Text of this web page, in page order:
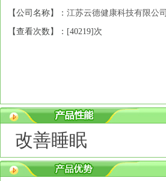
【公司名称】： 江苏云德健康科技有限公司
【查看次数】：[40219]次
改善睡眠